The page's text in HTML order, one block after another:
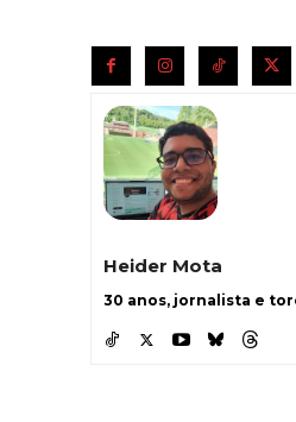
Heider Mota
30 anos, jornalista e